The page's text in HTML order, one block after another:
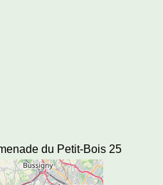
du Petit-Bois 25
Morges